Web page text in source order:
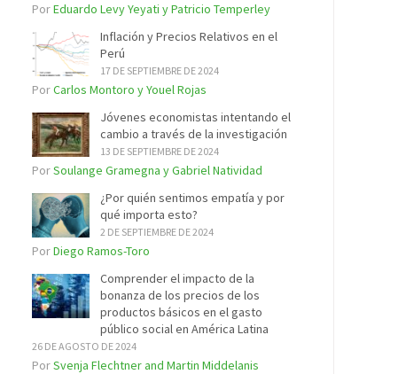
PorEduardo Levy Yeyati y Patricio Temperley
Inflación y Precios Relativos en el
Perú
17 DE SEPTIEMBRE DE 2024
PorCarlos Montoro y Youel Rojas
Jóvenes economistas intentando el
cambio a través de la investigación
13 DE SEPTIEMBRE DE 2024
PorSoulange Gramegna y Gabriel Natividad
¿Por quién sentimos empatía y por
qué importa esto?
2 DE SEPTIEMBRE DE 2024
PorDiego Ramos-Toro
Comprender el impacto de la
bonanza de los precios de los
productos básicos en el gasto
público social en América Latina
26 DE AGOSTO DE 2024
PorSvenja Flechtner and Martin Middelanis